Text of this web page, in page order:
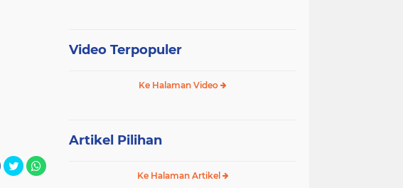
Video Terpopuler
Ke Halaman Video
Artikel Pilihan
Ke Halaman Artikel